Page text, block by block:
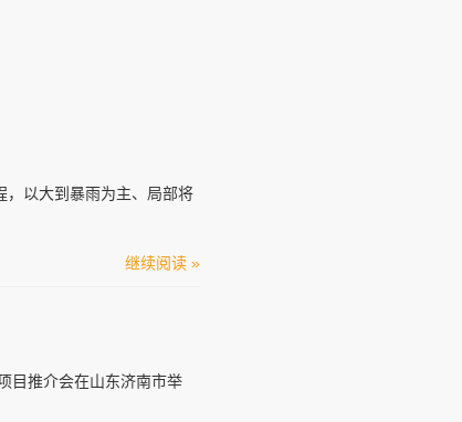
，以大到暴雨为主、局部将
继续阅读 »
目推介会在山东济南市举